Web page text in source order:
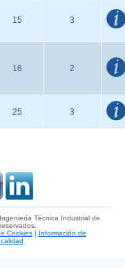
15 3
16 2
25 3
Técnica Industrial de
Cookies| Información de